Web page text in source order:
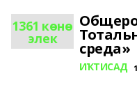
1361 көнө
элек
среда»
ИҠТИСАД